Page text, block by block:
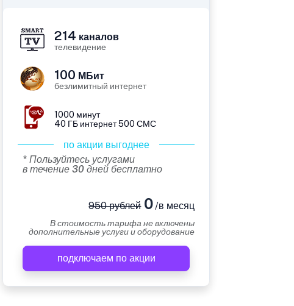
214 каналов
телевидение
100 МБит
безлимитный интернет
1000 минут
40 ГБ интернет 500 СМС
по акции выгоднее
* Пользуйтесь услугами
в течение 30 дней бесплатно
950 рублей0/в месяц
В стоимость тарифа не включены
дополнительные услуги и оборудование
подключаем по акции